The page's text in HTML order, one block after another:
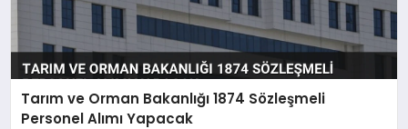
Tarım ve Orman Bakanlığı 1874 Sözleşmeli
Personel Alımı Yapacak